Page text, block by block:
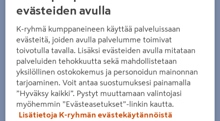
evästeiden avulla
K-ryhmä kumppaneineen käyttää palveluissaan
evästeitä, joiden avulla palvelumme toimivat
toivotulla tavalla. Lisäksi evästeiden avulla mitataan
palveluiden tehokkuutta sekä mahdollistetaan
yksilöllinen ostokokemus ja personoidun mainonnan
tarjoaminen. Voit antaa suostumuksesi painamalla
”Hyväksy kaikki”. Pystyt muuttamaan valintojasi
myöhemmin ”Evästeasetukset”-linkin kautta.
Lisätietoja K-ryhmän evästekäytännöistä